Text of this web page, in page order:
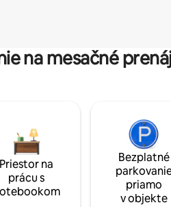
na mesačné
Priestor na
prácu s
Bezplatné
priamo
v objekte